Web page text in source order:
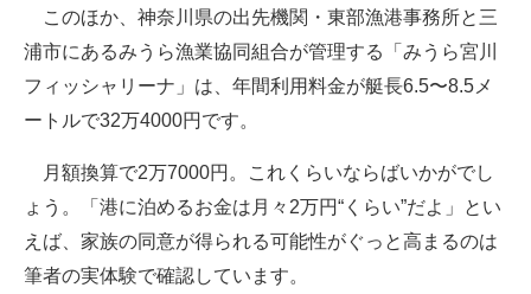
このほか、神奈川県の出先機関・東部漁港事務所と三
浦市にあるみうら漁業協同組合が管理する「みうら宮川
フィッシャリーナ」は、年間利用料金が艇長6.5〜8.5メ
ートルで32万4000円です。
月額換算で2万7000円。これくらいならばいかがでし
ょう。「港に泊めるお金は月々2万円“くらい”だよ」とい
えば、家族の同意が得られる可能性がぐっと高まるのは
筆者の実体験で確認しています。